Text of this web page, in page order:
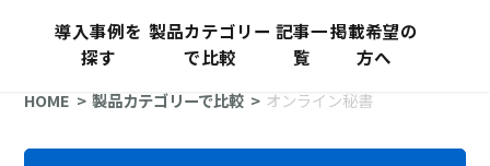
導入事例を
探す
製品カテゴリー
で比較
記事一
覧
掲載希望の
方へ
HOME 製品カテゴリーで比較 オンライン秘書